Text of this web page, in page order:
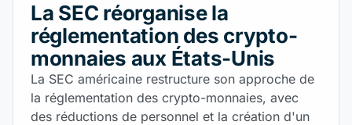
La SEC réorganise la
réglementation des crypto-
monnaies aux États-Unis
La SEC américaine restructure son approche de
la réglementation des crypto-monnaies, avec
des réductions de personnel et la création d'un